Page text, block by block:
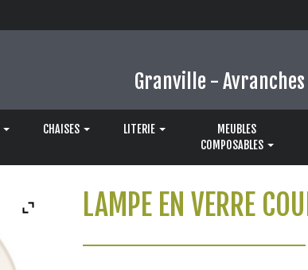
Granville -
CHAISES LITERIE
MEUBLES
COMPOSABLES
LAMPE EN VERRE